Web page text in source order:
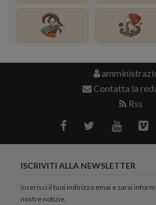
Contatta la
Rss
ISCRIVITI ALLA NEWSLETTER
inserisci il tuoi indirizzo emai e sarai
nostre notizie.